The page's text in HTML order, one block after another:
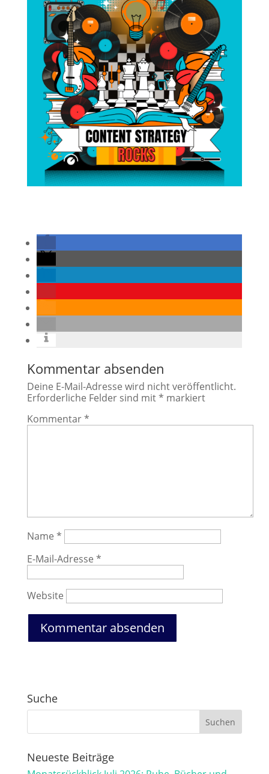
Kommentar absenden
Deine E-Mail-Adresse wird nicht veröffentlicht.
Erforderliche Felder sind mit* markiert
Kommentar*
Name *
E-Mail-Adresse *
Website
Suche
Neueste Beiträge